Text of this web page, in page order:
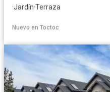
·Jardín·Terraza
Nuevo en Toctoc